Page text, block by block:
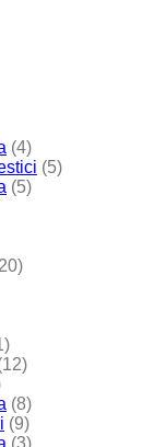
(4)
(5)
(5)
(8)
(9)
(3)